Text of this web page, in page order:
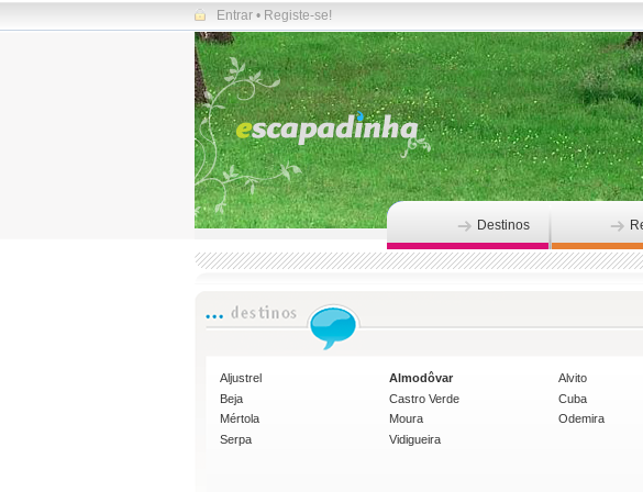
Entrar • Registe-se!
Destinos
Aljustrel Almodôvar Alvito
Beja
Castro Verde Cuba
Mértola
Moura Odemira
Serpa
Vidigueira